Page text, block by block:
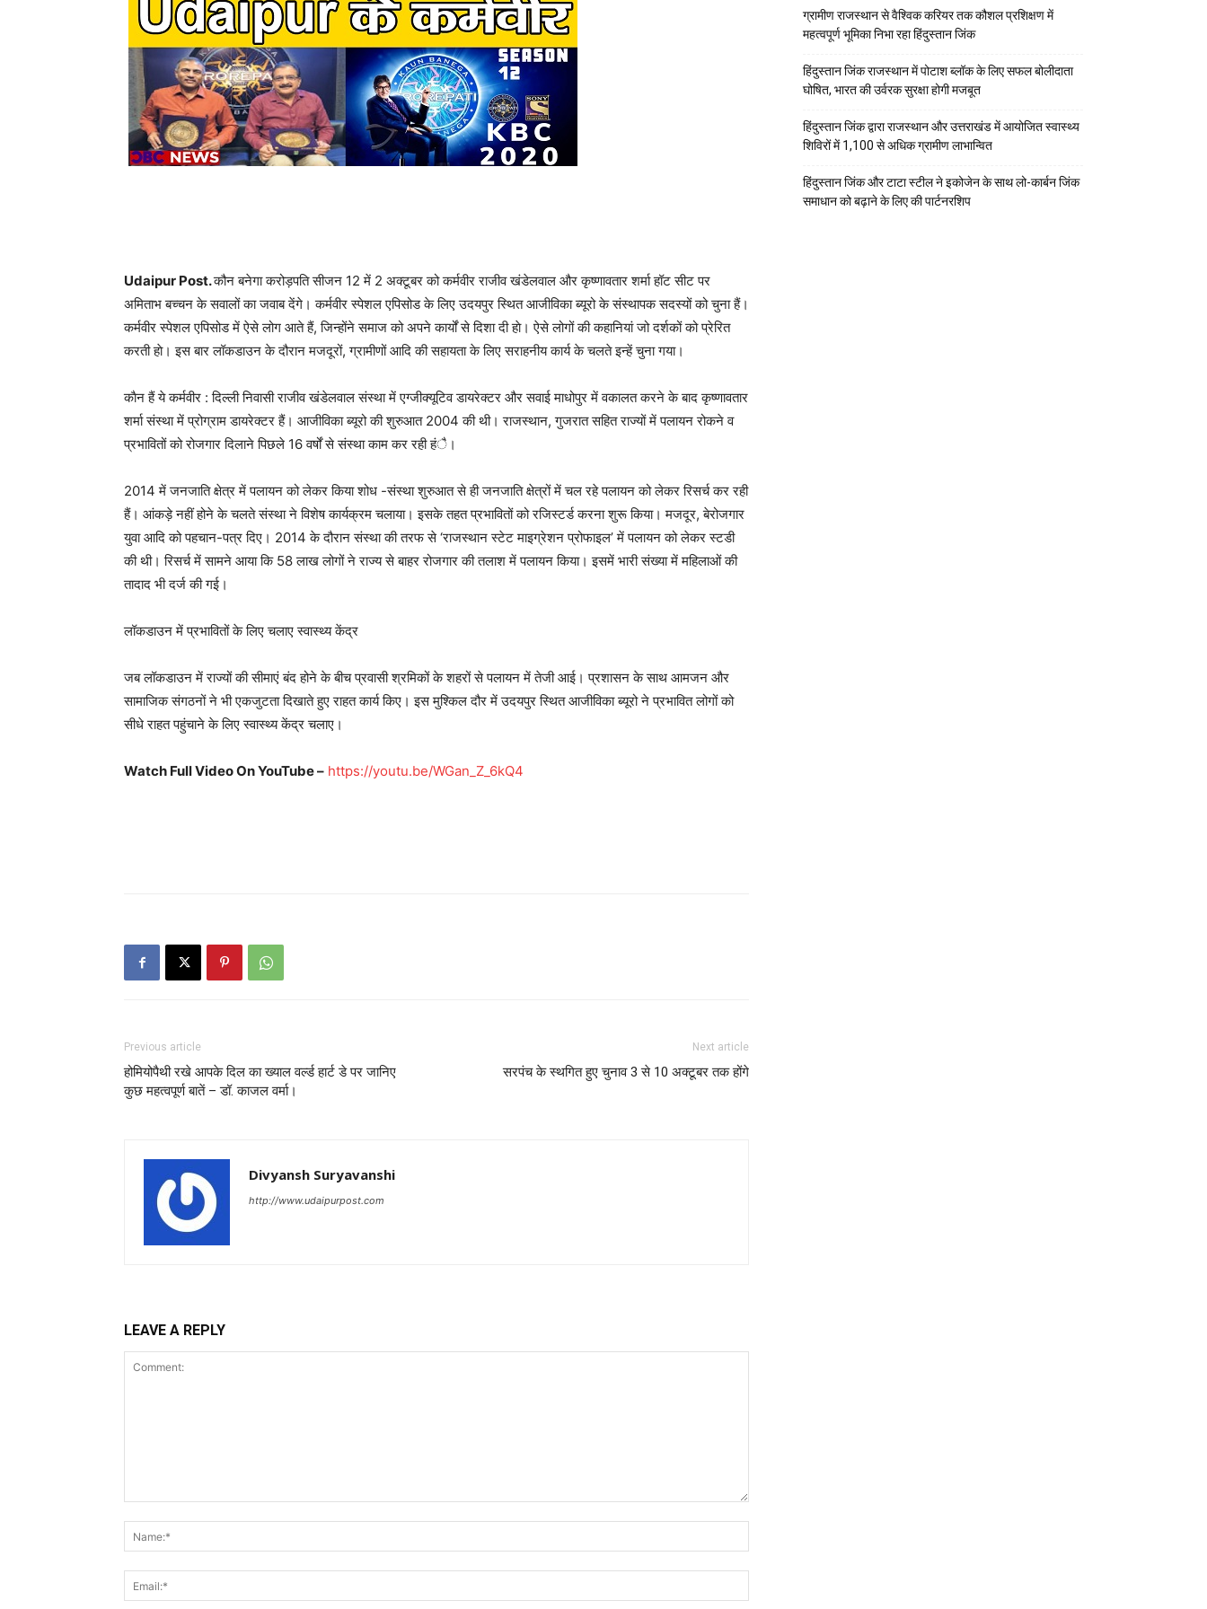
Udaipur Post.कौन बनेगा करोड़पति सीजन 12 में 2 अक्टूबर को कर्मवीर राजीव खंडेलवाल और कृष्णावतार शर्मा हॉट सीट पर
अमिताभ बच्चन के सवालों का जवाब देंगे। कर्मवीर स्पेशल एपिसोड के लिए उदयपुर स्थित आजीविका ब्यूरो के संस्थापक सदस्यों को चुना हैं।
कर्मवीर स्‍पेशल एपिसोड में ऐसे लोग आते हैं, जिन्‍होंने समाज को अपने कार्यों से दिशा दी हाे। ऐसे लोगों की कहानियां जो दर्शकों को प्रेरित
करती हाे। इस बार लॉकडाउन के दौरान मजदूरों, ग्रामीणों आदि की सहायता के लिए सराहनीय कार्य के चलते इन्हें चुना गया।
काैन हैं ये कर्मवीर : दिल्ली निवासी राजीव खंडेलवाल संस्था में एग्जीक्यूटिव डायरेक्टर और सवाई माधोपुर में वकालत करने के बाद कृष्णावतार
शर्मा संस्था में प्रोग्राम डायरेक्टर हैं। आजीविका ब्यूरो की शुरुआत 2004 की थी। राजस्थान, गुजरात सहित राज्यों में पलायन रोकने व
प्रभावितों को रोजगार दिलाने पिछले 16 वर्षों से संस्था काम कर रही हंै।
2014 में जनजाति क्षेत्र में पलायन को लेकर किया शोध -संस्था शुरुआत से ही जनजाति क्षेत्रों में चल रहे पलायन को लेकर रिसर्च कर रही
हैं। आंकड़े नहीं होने के चलते संस्था ने विशेष कार्यक्रम चलाया। इसके तहत प्रभावितों को रजिस्टर्ड करना शुरू किया। मजदूर, बेरोजगार
युवा आदि को पहचान-पत्र दिए। 2014 के दौरान संस्था की तरफ से ‘राजस्थान स्टेट माइग्रेशन प्रोफाइल’ में पलायन को लेकर स्टडी
की थी। रिसर्च में सामने आया कि 58 लाख लोगों ने राज्य से बाहर रोजगार की तलाश में पलायन किया। इसमें भारी संख्या में महिलाओं की
तादाद भी दर्ज की गई।
लॉकडाउन में प्रभावितों के लिए चलाए स्वास्थ्य केंद्र
जब लॉकडाउन में राज्यों की सीमाएं बंद होने के बीच प्रवासी श्रमिकों के शहरों से पलायन में तेजी आई। प्रशासन के साथ आमजन और
सामाजिक संगठनों ने भी एकजुटता दिखाते हुए राहत कार्य किए। इस मुश्किल दौर में उदयपुर स्थित आजीविका ब्यूरो ने प्रभावित लोगों को
सीधे राहत पहुंचाने के लिए स्वास्थ्य केंद्र चलाए।
Watch Full Video On YouTube – https://youtu.be/WGan_Z_6kQ4
Previous article
होमियोपैथी रखे आपके दिल का ख्याल वर्ल्ड हार्ट डे पर जानिए
कुछ महत्वपूर्ण बातें – डॉ. काजल वर्मा।
Next article
सरपंच के स्थगित हुए चुनाव 3 से 10 अक्टूबर तक होंगे
Divyansh Suryavanshi
http://www.udaipurpost.com
LEAVE A REPLY
ग्रामीण राजस्थान से वैश्विक करियर तक कौशल प्रशिक्षण में
महत्वपूर्ण भूमिका निभा रहा हिंदुस्तान जिंक
हिंदुस्तान जिंक राजस्थान में पोटाश ब्लॉक के लिए सफल बोलीदाता
घोषित, भारत की उर्वरक सुरक्षा होगी मजबूत
हिंदुस्तान जिंक द्वारा राजस्थान और उत्तराखंड में आयोजित स्वास्थ्य
शिविरों में 1,100 से अधिक ग्रामीण लाभान्वित
हिंदुस्तान जिंक और टाटा स्टील ने इकोजेन के साथ लो-कार्बन जिंक
समाधान को बढ़ाने के लिए की पार्टनरशिप